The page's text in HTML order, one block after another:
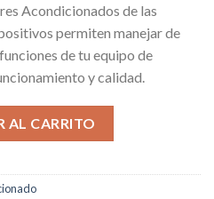
is:
$ 13.800,00.
Acondicionados de las
permiten manejar de
de tu equipo de
y calidad.
Bgh cantidad
AL CARRITO